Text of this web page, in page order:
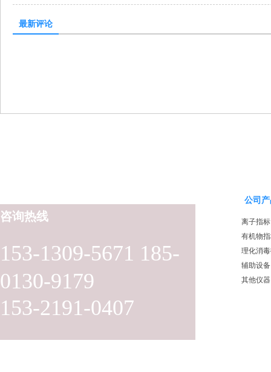
最新评论
153-1309-5671 185-
0130-9179
153-2191-0407
咨询热线
公司
离子指标
有机物
理化消
辅助设备
其他仪器